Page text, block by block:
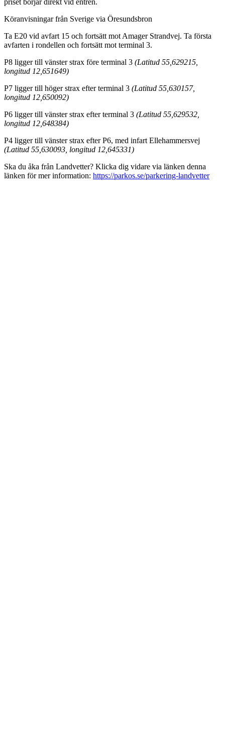
priset börjar direkt vid entrén.
Köranvisningar från Sverige via Öresundsbron
Ta E20 vid avfart 15 och fortsätt mot Amager Strandvej. Ta första
avfarten i rondellen och fortsätt mot terminal 3.
P8 ligger till vänster strax före terminal 3 (Latitud 55,629215,
longitud 12,651649)
P7 ligger till höger strax efter terminal 3 (Latitud 55,630157,
longitud 12,650092)
P6 ligger till vänster strax efter terminal 3 (Latitud 55,629532,
longitud 12,648384)
P4 ligger till vänster strax efter P6, med infart Ellehammersvej
(Latitud 55,630093, longitud 12,645331)
Ska du åka från Landvetter? Klicka dig vidare via länken denna
länken för mer information: https://parkos.se/parkering-landvetter